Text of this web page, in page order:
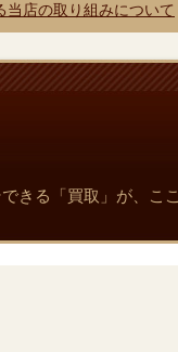
当店の取り組みについて
きる「買取」が、ここ